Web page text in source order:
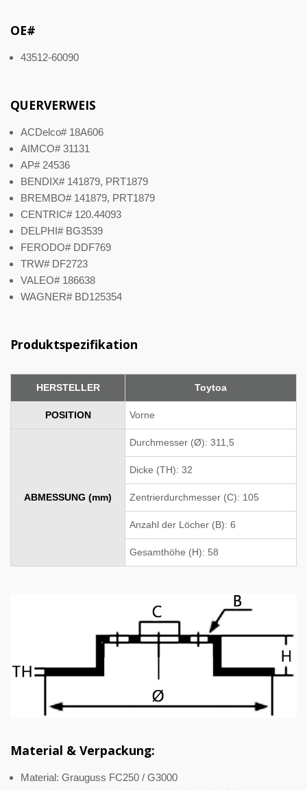
OE#
43512-60090
QUERVERWEIS
ACDelco# 18A606
AIMCO# 31131
AP# 24536
BENDIX# 141879, PRT1879
BREMBO# 141879, PRT1879
CENTRIC# 120.44093
DELPHI# BG3539
FERODO# DDF769
TRW# DF2723
VALEO# 186638
WAGNER# BD125354
Produktspezifikation
HERSTELLER Toytoa
POSITION Vorne
ABMESSUNG (mm)
Durchmesser (Ø): 311,5
Dicke (TH): 32
Zentrierdurchmesser (C): 105
Anzahl der Löcher (B): 6
Gesamthöhe (H): 58
Material & Verpackung:
Material: Grauguss FC250 / G3000